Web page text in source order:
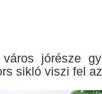
jórésze
sikló viszi fel